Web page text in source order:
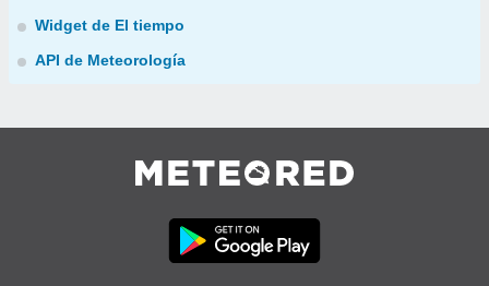
Widget de El tiempo
API de Meteorología